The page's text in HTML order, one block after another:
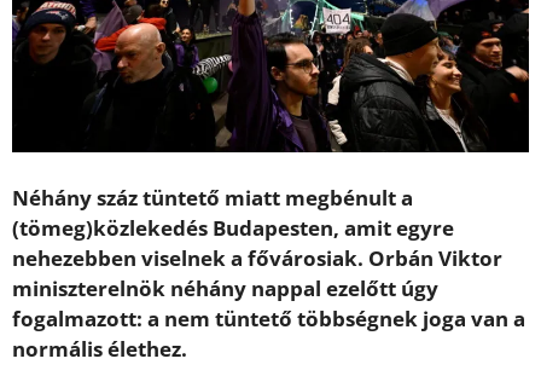
Néhány száz tüntető miatt megbénult a
(tömeg)közlekedés Budapesten, amit egyre
nehezebben viselnek a fővárosiak. Orbán Viktor
miniszterelnök néhány nappal ezelőtt úgy
fogalmazott: a nem tüntető többségnek joga van a
normális élethez.